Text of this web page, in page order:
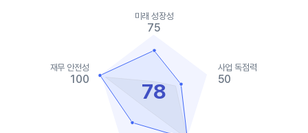
The chart has 1 Y axis displaying values. Data ranges from 20
78
미래 성장성
75
사업 독점력
50
재무 안전성
100